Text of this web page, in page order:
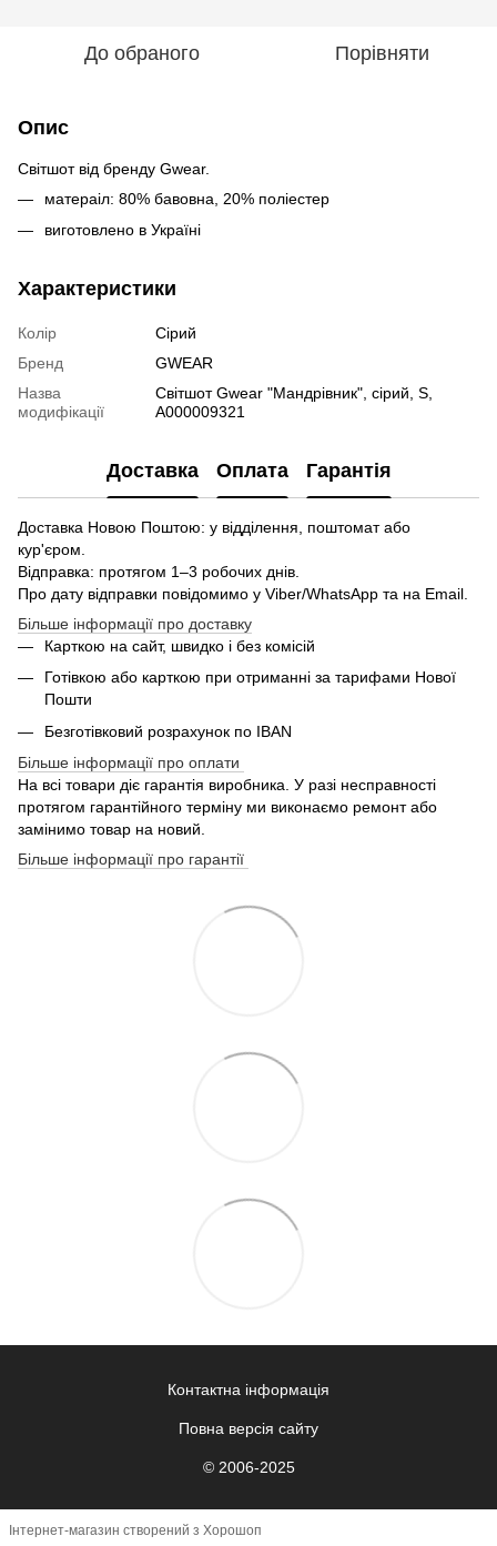
До обраного Порівняти
Опис
Світшот від бренду Gwear.
матераіл: 80% бавовна, 20% поліестер
виготовлено в Україні
Характеристики
Колір
Сірий
Бренд
GWEAR
Назва
модифікації
Світшот Gwear "Мандрівник", сірий, S,
А000009321
Доставка Оплата Гарантія
Доставка Новою Поштою: у відділення, поштомат або
кур'єром.
Відправка: протягом 1–3 робочих днів.
Про дату відправки повідомимо у Viber/WhatsApp та на Email.
Більше інформації про доставку
Карткою на сайт, швидко і без комісій
Готівкою або карткою при отриманні за тарифами Нової
Пошти
Безготівковий розрахунок по IBAN
Більше інформації про оплати
На всі товари діє гарантія виробника. У разі несправності
протягом гарантійного терміну ми виконаємо ремонт або
замінимо товар на новий.
Більше інформації про гарантії
Контактна інформація
Повна версія сайту
© 2006-2025
Інтернет-магазин створений з Хорошоп